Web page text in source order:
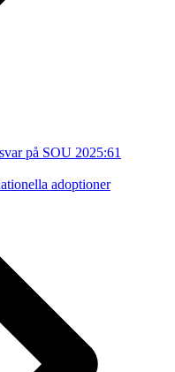
på SOU 2025:61
adoptioner